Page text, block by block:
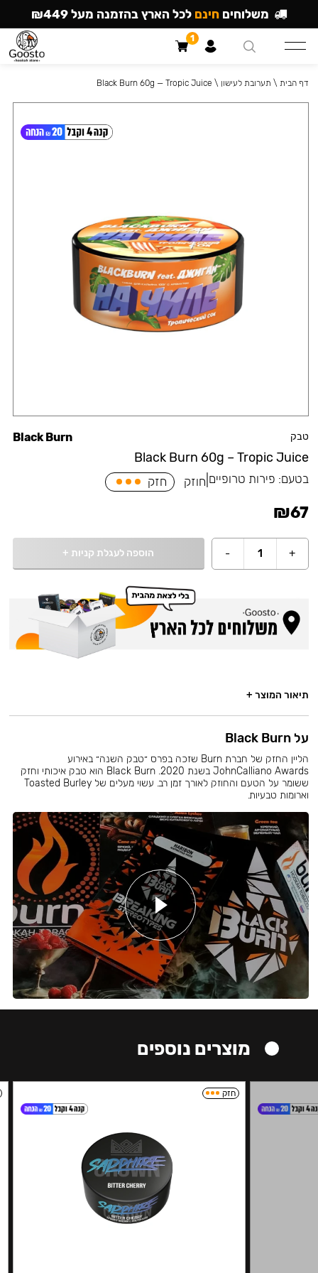
טבק
Black Burn 60g – Tropic Juice
Black Burn
בטעם: פירות טרופיים חוזק חזק
₪67
+
1
- הוספה לעגלת קניות +
דף הבית \ תערובת לעישון \
Black Burn 60g — Tropic Juice
תיאור המוצר +
על Black Burn
הליין החזק של חברת Burn שזכה בפרס ״טבק השנה״ באירוע
JohnCalliano Awards בשנת 2020. Black Burn הוא טבק איכותי וחזק
ששומר על הטעם והחוזק לאורך זמן רב. עשוי מעלים של Toasted Burley
וארומות טבעיות.
מוצרים נוספים
חזק
משלוחים חינם לכל הארץ בהזמנה מעל ₪449
1